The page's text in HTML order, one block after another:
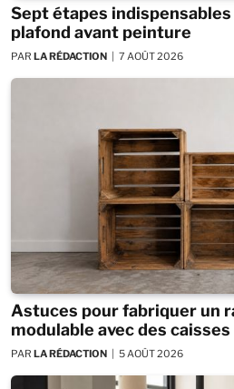
Sept étapes
plafond avant peinture
PAR LA RÉDACTION 7 AOÛT 2026
Astuces pour fabriquer un
modulable avec des
PAR LA RÉDACTION 5 AOÛT 2026